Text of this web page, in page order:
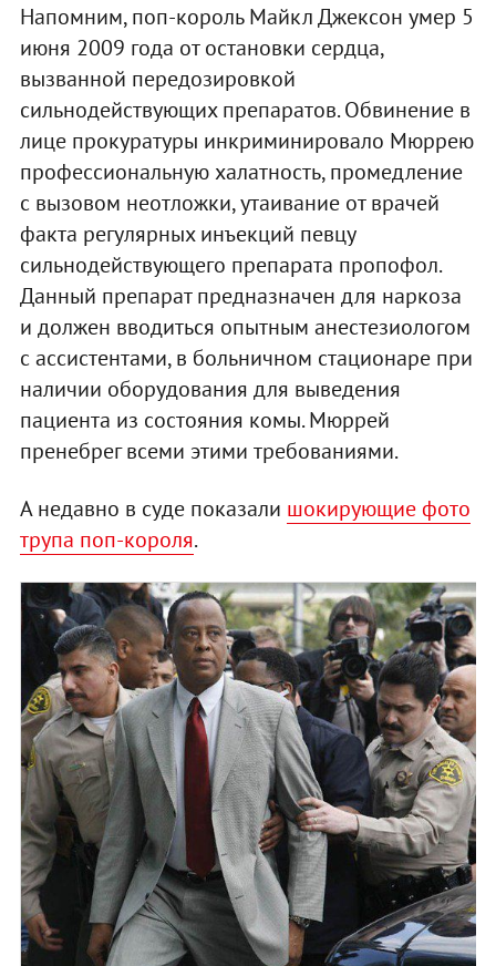
Напомним, поп-король Майкл Джексон умер 5
июня 2009 года от остановки сердца,
вызванной передозировкой
сильнодействующих препаратов. Обвинение в
лице прокуратуры инкриминировало Мюррею
профессиональную халатность, промедление
с вызовом неотложки, утаивание от врачей
факта регулярных инъекций певцу
сильнодействующего препарата пропофол.
Данный препарат предназначен для наркоза
и должен вводиться опытным анестезиологом
с ассистентами, в больничном стационаре при
наличии оборудования для выведения
пациента из состояния комы. Мюррей
пренебрег всеми этими требованиями.
А недавно в суде показали шокирующие фото
трупа поп-короля.